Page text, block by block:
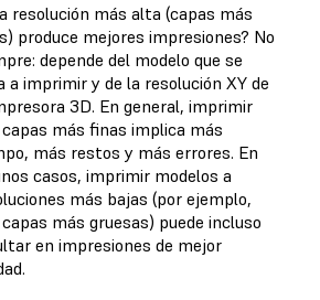
resolución más alta (capas más
produce mejores impresiones? No
depende del modelo que se
a imprimir y de la resolución XY de
3D. En general, imprimir
más finas implica más
más restos y más errores. En
casos, imprimir modelos a
más bajas (por ejemplo,
más gruesas) puede incluso
en impresiones de mejor